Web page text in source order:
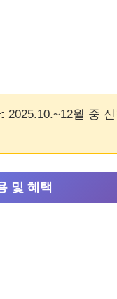
2025.10.~12월 중
및 혜택